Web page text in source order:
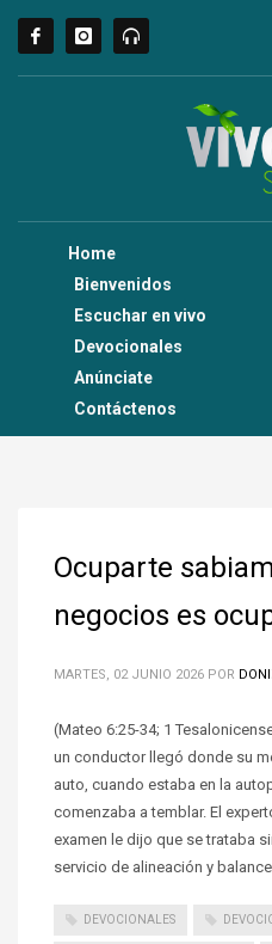
Home
Bienvenidos
Escuchar en vivo
Devocionales
Anúnciate
Contáctenos
Ocuparte
negocios es
MARTES, 02 JUNIO 2026 POR
(Mateo 6:25-34; 1
un conductor llegó donde su
auto, cuando estaba en la
comenzaba a temblar. El
examen le dijo que se trataba
servicio de alineación y
DEVOCIONALES